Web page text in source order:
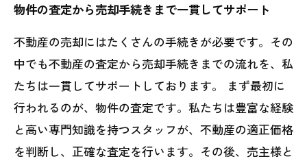
物件の査定から売却手続きまで一貫してサポート
不動産の売却にはたくさんの手続きが必要です。その
中でも不動産の査定から売却手続きまでの流れを、私
たちは一貫してサポートしております。 まず最初に
行われるのが、物件の査定です。私たちは豊富な経験
と高い専門知識を持つスタッフが、不動産の適正価格
を判断し、正確な査定を行います。その後、売主様と